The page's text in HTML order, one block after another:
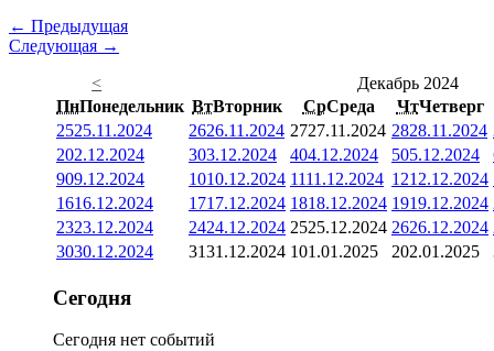
← Предыдущая
Следующая →
<
Декабрь 2024
ПнПонедельник ВтВторник СрСреда ЧтЧетверг
2525.11.2024 2626.11.2024 2727.11.2024 2828.11.2024
202.12.2024 303.12.2024 404.12.2024 505.12.2024
909.12.2024 1010.12.2024 1111.12.2024 1212.12.2024
1616.12.2024 1717.12.2024 1818.12.2024 1919.12.2024
2323.12.2024 2424.12.2024 2525.12.2024 2626.12.2024
3030.12.2024 3131.12.2024 101.01.2025 202.01.2025
Сегодня
Сегодня нет событий